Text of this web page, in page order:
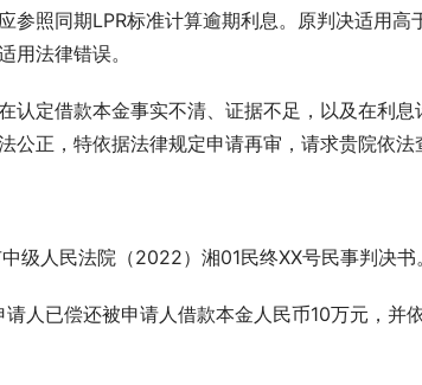
参照同期LPR标准计算逾期利息。原判决适用
用法律错误。
认定借款本金事实不清、证据不足，以及在利
公正，特依据法律规定申请再审，请求贵院依法
级人民法院（2022）湘01民终XX号民事判决书
人已偿还被申请人借款本金人民币10万元，并